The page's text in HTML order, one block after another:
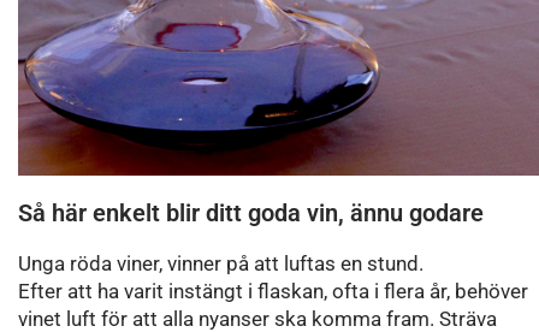
Så här enkelt blir ditt goda vin, ännu godare
Unga röda viner, vinner på att luftas en stund.
Efter att ha varit instängt i flaskan, ofta i flera år, behöver
vinet luft för att alla nyanser ska komma fram. Sträva